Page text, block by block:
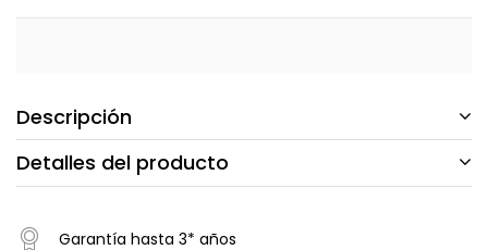
Descripción
Detalles del producto
Garantía hasta 3* años